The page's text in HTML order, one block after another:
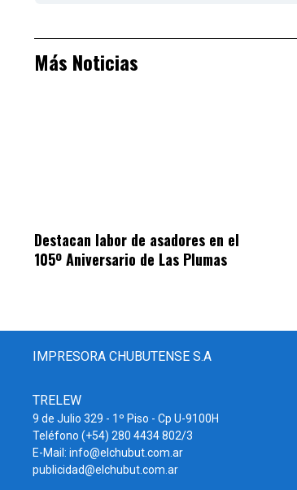
Más Noticias
Destacan labor de asadores en el
105º Aniversario de Las Plumas
IMPRESORA CHUBUTENSE S.A
TRELEW
9 de Julio 329 - 1º Piso - Cp U-9100H
Teléfono (+54) 280 4434 802/3
E-Mail: info@elchubut.com.ar
publicidad@elchubut.com.ar